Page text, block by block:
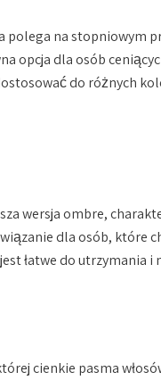
na stopniowym
opcja dla osób
do różnych
wersja ombre,
dla osób, które
łatwe do utrzymania
cienkie pasma